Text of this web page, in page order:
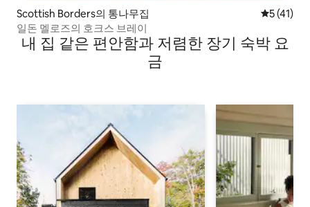
Scottish Borders의 통나무집 평점 5점
5 (41)
일돈 멜로즈의 호크스 브레이
내 집 같은 편안함과 저렴한 장기 숙박 요
금